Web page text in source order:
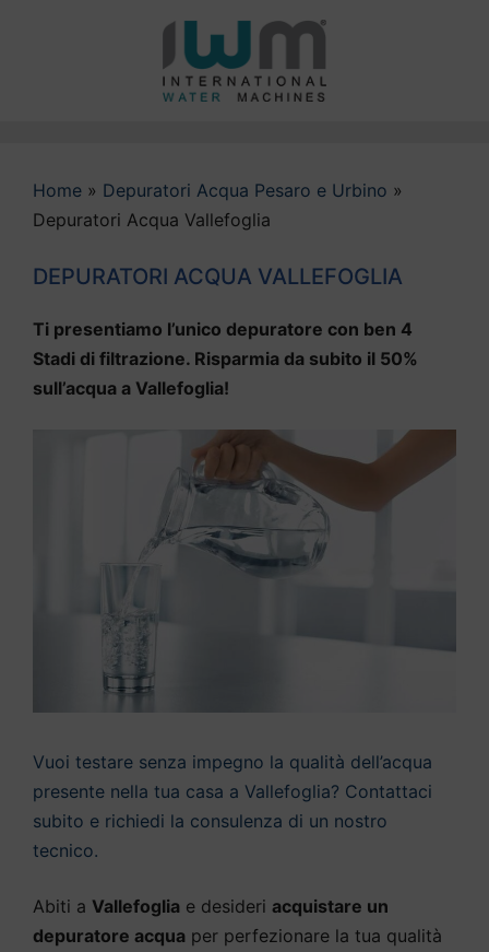
Home » Depuratori Acqua Pesaro e Urbino »
Depuratori Acqua Vallefoglia
DEPURATORI ACQUA VALLEFOGLIA
Ti presentiamo l’unico depuratore con ben 4
Stadi di filtrazione. Risparmia da subito il 50%
sull’acqua a Vallefoglia!
Vuoi testare senza impegno la qualità dell’acqua
presente nella tua casa a Vallefoglia? Contattaci
subito e richiedi la consulenza di un nostro
tecnico.
Abiti a Vallefoglia e desideri acquistare un
depuratore acqua per perfezionare la tua qualità